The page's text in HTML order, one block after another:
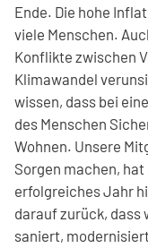
Ende. Die hohe
viele Menschen.
Konflikte zwischen
Klimawandel
wissen, dass bei
des Menschen
Wohnen. Unsere
Sorgen machen,
erfolgreiches Jahr
darauf zurück, dass
saniert,